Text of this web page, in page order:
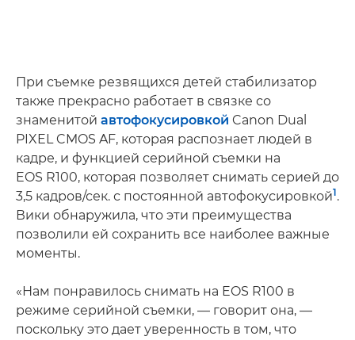
При съемке резвящихся детей стабилизатор
также прекрасно работает в связке со
знаменитой автофокусировкой Canon Dual
PIXEL CMOS AF, которая распознает людей в
кадре, и функцией серийной съемки на
EOS R100, которая позволяет снимать серией до
3,5 кадров/сек. с постоянной автофокусировкой1.
Вики обнаружила, что эти преимущества
позволили ей сохранить все наиболее важные
моменты.
«Нам понравилось снимать на EOS R100 в
режиме серийной съемки, — говорит она, —
поскольку это дает уверенность в том, что